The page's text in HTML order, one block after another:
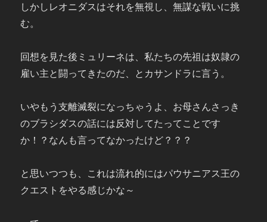
しかしレオニダスはそれを無視し、無謀な戦いに挑
む。
回想を見た後ミュリーネは、私たちの先祖は奴隷の
雇い主と闘ってきたのだ、とカサンドラに言う。
いやもう支離滅裂になっちゃうよ、お母さんさっき
のブラシダスの話には反対してたってことです
か！？なんも言ってなかったけど？？？
と思いつつも、これは流れ的にはパウサニアス王の
クエストをやる感じかな～